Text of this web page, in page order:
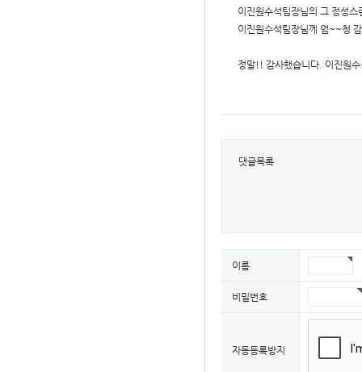
이진원수석팀장님의 그 정성
이진원수석팀장님께 엄~~청
정말!! 감사했습니다. 이진원
댓글목록
이름
비밀번호
자동등록방지